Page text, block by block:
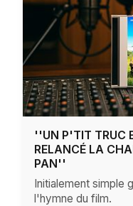
''UN P'TIT TRUC
RELANCÉ LA
PAN''
Initialement simple
l'hymne du film.